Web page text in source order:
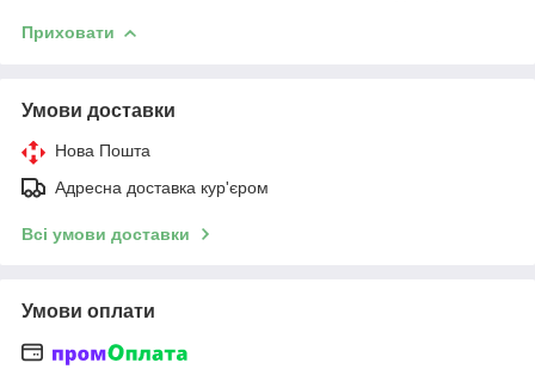
Приховати
Умови доставки
Нова Пошта
Адресна доставка кур'єром
Всі умови доставки
Умови оплати